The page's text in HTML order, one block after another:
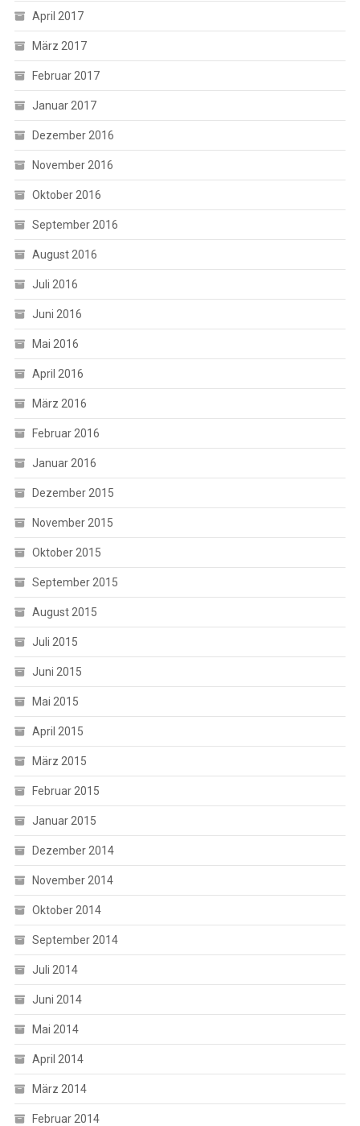
April 2017
März 2017
Februar 2017
Januar 2017
Dezember 2016
November 2016
Oktober 2016
September 2016
August 2016
Juli 2016
Juni 2016
Mai 2016
April 2016
März 2016
Februar 2016
Januar 2016
Dezember 2015
November 2015
Oktober 2015
September 2015
August 2015
Juli 2015
Juni 2015
Mai 2015
April 2015
März 2015
Februar 2015
Januar 2015
Dezember 2014
November 2014
Oktober 2014
September 2014
Juli 2014
Juni 2014
Mai 2014
April 2014
März 2014
Februar 2014